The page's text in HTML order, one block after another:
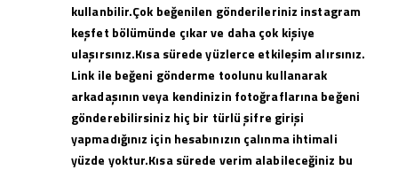
kullanbilir.Çok beğenilen gönderileriniz instagram
keşfet bölümünde çıkar ve daha çok kişiye
ulaşırsınız.Kısa sürede yüzlerce etkileşim alırsınız.
Link ile beğeni gönderme toolunu kullanarak
arkadaşının veya kendinizin fotoğraflarına beğeni
gönderebilirsiniz hiç bir türlü şifre girişi
yapmadığınız için hesabınızın çalınma ihtimali
yüzde yoktur.Kısa sürede verim alabileceğiniz bu